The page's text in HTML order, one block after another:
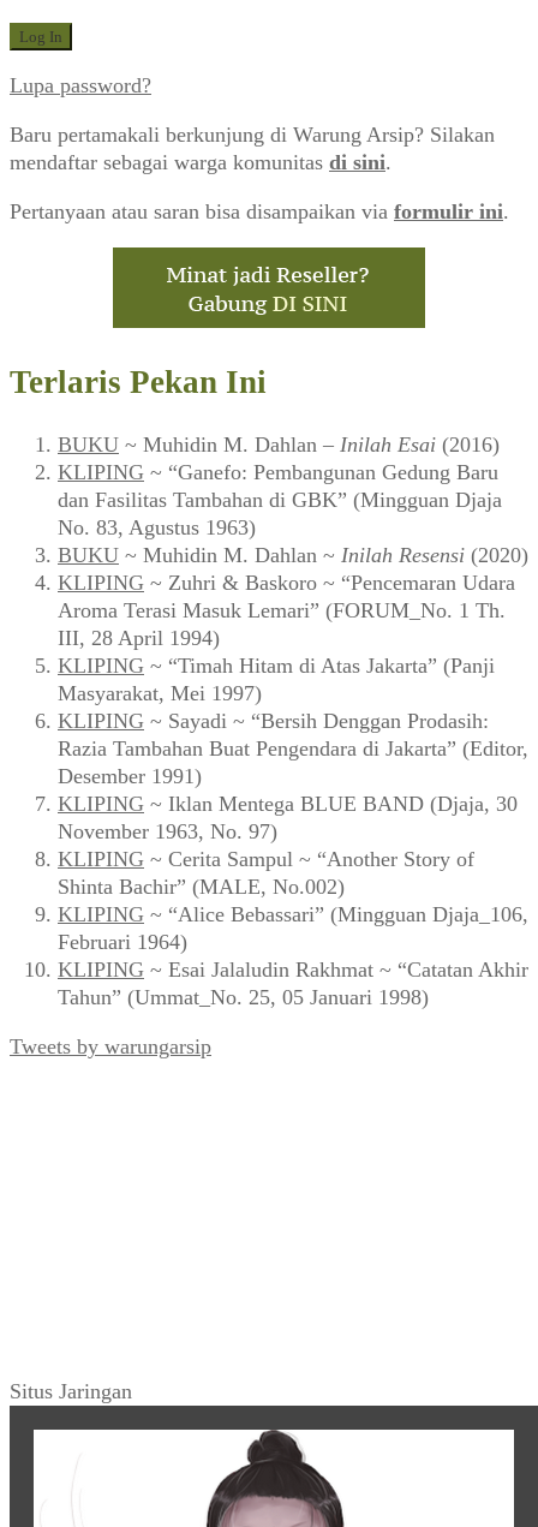
Lupa password?
Baru pertamakali berkunjung di Warung Arsip? Silakan
mendaftar sebagai warga komunitas di sini.
Pertanyaan atau saran bisa disampaikan via formulir ini.
Terlaris Pekan Ini
BUKU ~ Muhidin M. Dahlan – Inilah Esai (2016)
KLIPING ~ “Ganefo: Pembangunan Gedung Baru
dan Fasilitas Tambahan di GBK” (Mingguan Djaja
No. 83, Agustus 1963)
BUKU ~ Muhidin M. Dahlan ~ Inilah Resensi (2020)
KLIPING ~ Zuhri & Baskoro ~ “Pencemaran Udara
Aroma Terasi Masuk Lemari” (FORUM_No. 1 Th.
III, 28 April 1994)
KLIPING ~ “Timah Hitam di Atas Jakarta” (Panji
Masyarakat, Mei 1997)
KLIPING ~ Sayadi ~ “Bersih Denggan Prodasih:
Razia Tambahan Buat Pengendara di Jakarta” (Editor,
Desember 1991)
KLIPING ~ Iklan Mentega BLUE BAND (Djaja, 30
November 1963, No. 97)
KLIPING ~ Cerita Sampul ~ “Another Story of
Shinta Bachir” (MALE, No.002)
KLIPING ~ “Alice Bebassari” (Mingguan Djaja_106,
Februari 1964)
KLIPING ~ Esai Jalaludin Rakhmat ~ “Catatan Akhir
Tahun” (Ummat_No. 25, 05 Januari 1998)
Tweets by warungarsip
Situs Jaringan